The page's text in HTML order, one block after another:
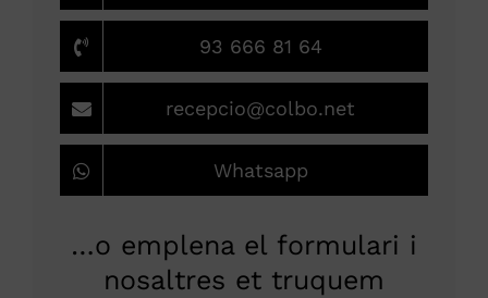
93 666 81 64
recepcio@colbo.net
Whatsapp
…o emplena el formulari i
nosaltres et truquem